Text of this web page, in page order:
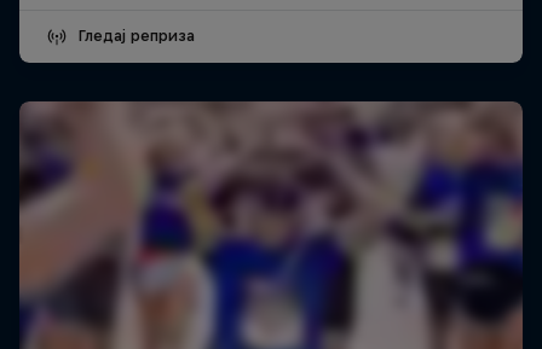
Гледај реприза